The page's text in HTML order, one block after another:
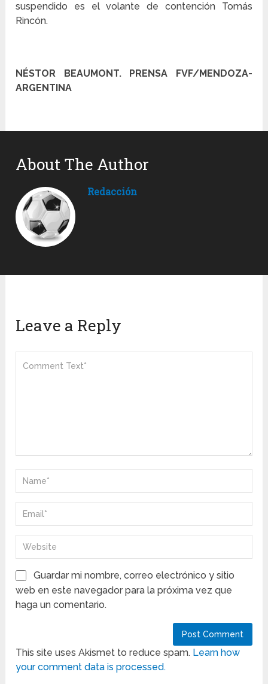
suspendido es el volante de contención Tomás
Rincón.
NÉSTOR BEAUMONT. PRENSA FVF/MENDOZA-
ARGENTINA
About The Author
Redacción
Leave a Reply
Guardar mi nombre, correo electrónico y sitio
web en este navegador para la próxima vez que
haga un comentario.
This site uses Akismet to reduce spam. Learn how
your comment data is processed.